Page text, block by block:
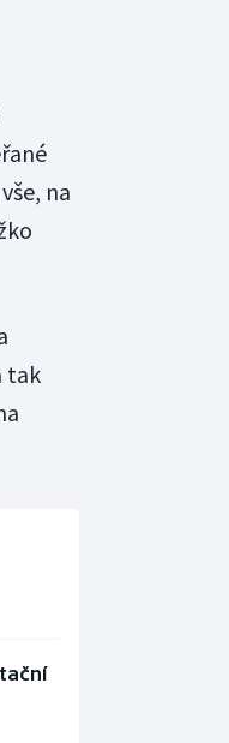
na
tak